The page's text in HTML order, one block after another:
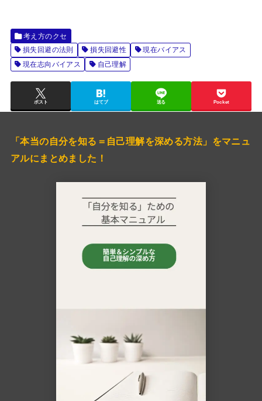
考え方のクセ
損失回避の法則
損失回避性
現在バイアス
現在志向バイアス
自己理解
ポスト はてブ 送る Pocket
「本当の自分を知る＝自己理解を深める方法」をマニュ
アルにまとめました！